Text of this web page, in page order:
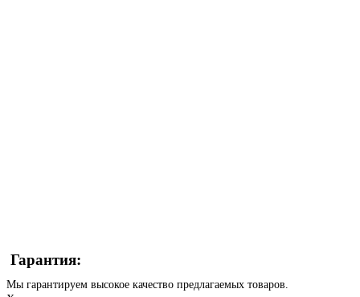
Гарантия:
Мы гарантируем высокое качество предлагаемых товаров.